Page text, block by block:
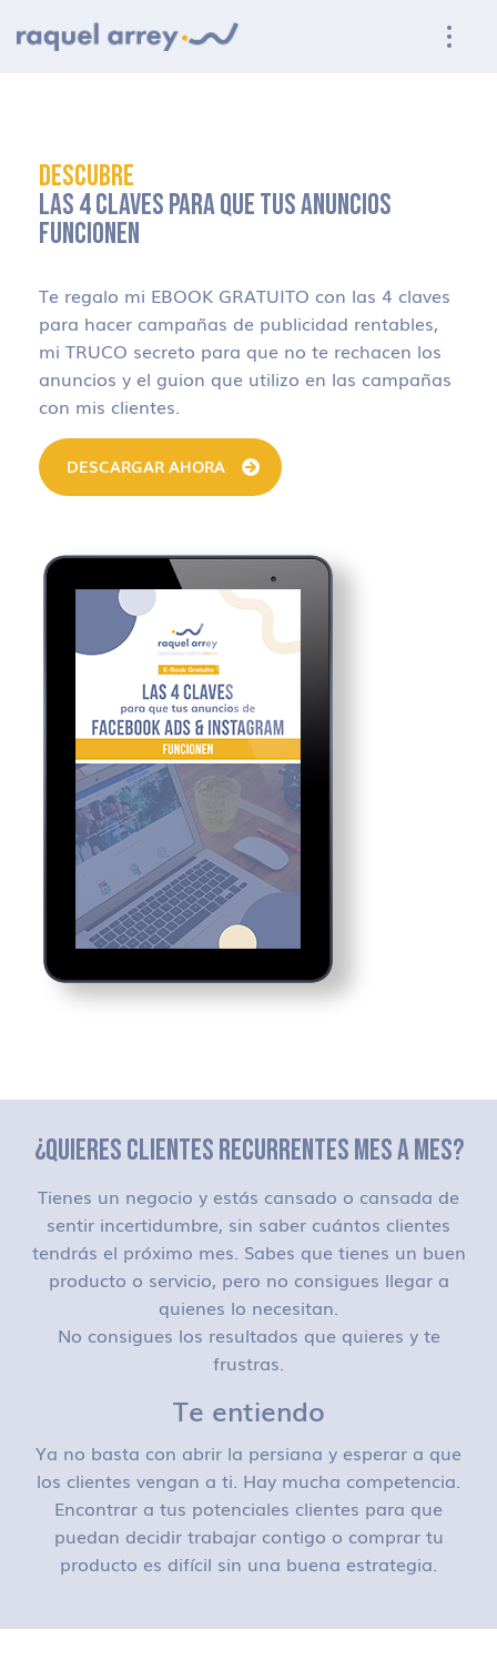
DESCUBRE
LAS 4 CLAVES PARA QUE TUS ANUNCIOS
FUNCIONEN
Te regalo mi EBOOK GRATUITO con las 4 claves
para hacer campañas de publicidad rentables,
mi TRUCO secreto para que no te rechacen los
anuncios y el guion que utilizo en las campañas
con mis clientes.
DESCARGAR AHORA
¿QUIERES CLIENTES RECURRENTES MES A MES?
Tienes un negocio y estás cansado o cansada de
sentir incertidumbre, sin saber cuántos clientes
tendrás el próximo mes. Sabes que tienes un buen
producto o servicio, pero no consigues llegar a
quienes lo necesitan.
No consigues los resultados que quieres y te
frustras.
Te entiendo
Ya no basta con abrir la persiana y esperar a que
los clientes vengan a ti. Hay mucha competencia.
Encontrar a tus potenciales clientes para que
puedan decidir trabajar contigo o comprar tu
producto es difícil sin una buena estrategia.